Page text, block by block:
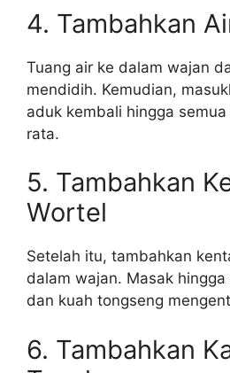
4. Tambahkan
Tuang air ke dalam wajan
mendidih. Kemudian,
aduk kembali hingga
rata.
5. Tambahkan
Wortel
Setelah itu, tambahkan
dalam wajan. Masak
dan kuah tongseng
6. Tambahkan